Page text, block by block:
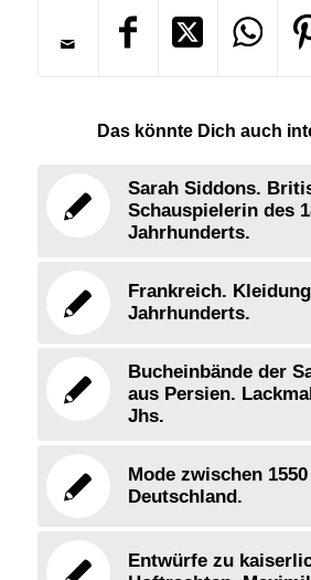
Das könnte Dich auch
Sarah Siddons.
Schauspielerin des
Jahrhunderts.
Frankreich.
Jahrhunderts.
Bucheinbände der
aus Persien.
Jhs.
Mode zwischen
Deutschland.
Entwürfe zu